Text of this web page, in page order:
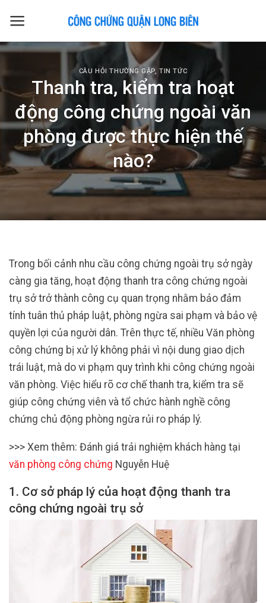
CÂU HỎI THƯỜNG GẶP,TIN TỨC
Thanh tra, kiểm tra hoạt
động công chứng ngoài văn
phòng được thực hiện thế
nào?
Trong bối cảnh nhu cầu công chứng ngoài trụ sở ngày
càng gia tăng, hoạt động thanh tra công chứng ngoài
trụ sở trở thành công cụ quan trọng nhằm bảo đảm
tính tuân thủ pháp luật, phòng ngừa sai phạm và bảo vệ
quyền lợi của người dân. Trên thực tế, nhiều Văn phòng
công chứng bị xử lý không phải vì nội dung giao dịch
trái luật, mà do vi phạm quy trình khi công chứng ngoài
văn phòng. Việc hiểu rõ cơ chế thanh tra, kiểm tra sẽ
giúp công chứng viên và tổ chức hành nghề công
chứng chủ động phòng ngừa rủi ro pháp lý.
>>> Xem thêm: Đánh giá trải nghiệm khách hàng tại
văn phòng công chứng Nguyễn Huệ
1. Cơ sở pháp lý của hoạt động thanh tra
công chứng ngoài trụ sở